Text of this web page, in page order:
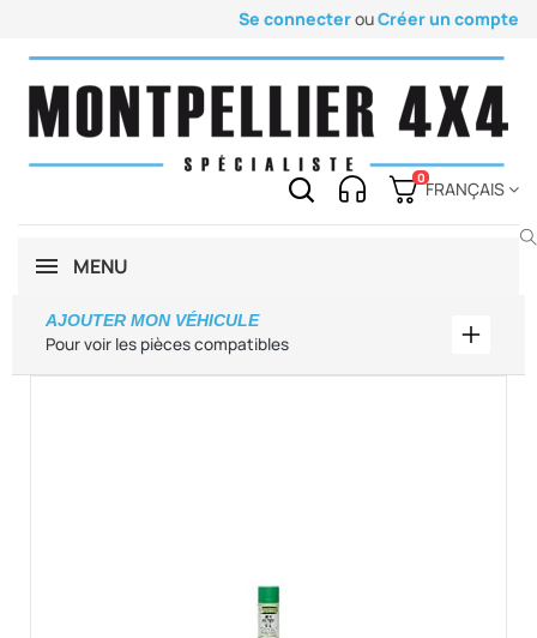
Se connecterouCréer un compte
0
FRANÇAIS
MENU
Pour voir les pièces compatibles
AJOUTER MON VÉHICULE